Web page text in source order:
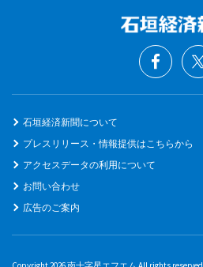
石垣経済新聞について
プレスリリース・情報提供はこちらから
アクセスデータの利用について
お問い合わせ
広告のご案内